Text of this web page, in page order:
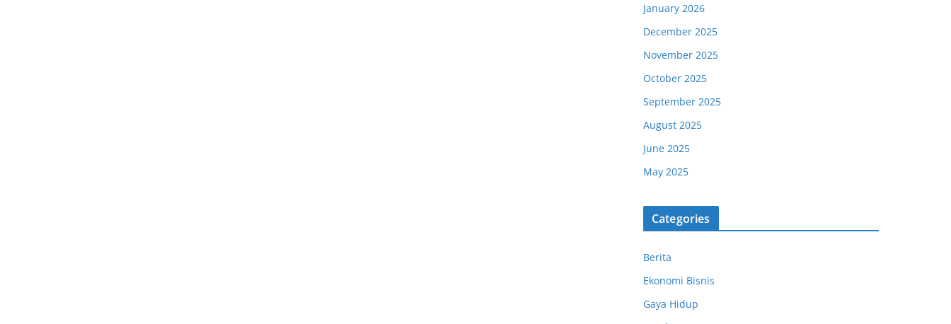
January 2026
December 2025
November 2025
October 2025
September 2025
August 2025
June 2025
May 2025
Categories
Berita
Ekonomi Bisnis
Gaya Hidup